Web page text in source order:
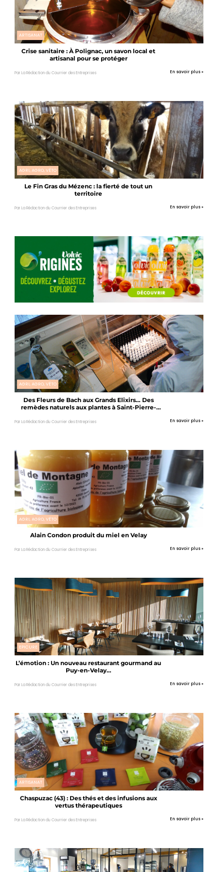
ARTISANAT
Crise sanitaire : À Polignac, un savon local et
artisanal pour se protéger
Par La Rédaction du Courrier des Entreprises En savoir plus »
AGRI, AGRO, VÉTO
Le Fin Gras du Mézenc : la fierté de tout un
territoire
Par La Rédaction du Courrier des Entreprises En savoir plus »
AGRI, AGRO, VÉTO
Des Fleurs de Bach aux Grands Elixirs… Des
remèdes naturels aux plantes à Saint-Pierre-
Par La Rédaction du Courrier des Entreprises En savoir plus »
AGRI, AGRO, VÉTO
Alain Condon produit du miel en Velay
Par La Rédaction du Courrier des Entreprises En savoir plus »
EPICURE
L’émotion : Un nouveau restaurant gourmand au
Puy-en-Velay…
Par La Rédaction du Courrier des Entreprises En savoir plus »
ARTISANAT
Chaspuzac (43) : Des thés et des infusions aux
vertus thérapeutiques
Par La Rédaction du Courrier des Entreprises En savoir plus »